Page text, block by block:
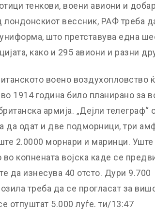
тенкови, воени авиони и
лондонскиот вессник, РАФ треба
што претставува една
како и 295 авиони и разни
воено воздухопловство
1914 година било планирано за
армија. „Дејли телеграф“
да одат и две подморници, три
2.0000 морнари и маринци.
копнената војска каде се
да изнесува 40 отсто. Дури 9.700
треба да се прогласат за
отпуштат 5.000 луѓе. ти/13:47